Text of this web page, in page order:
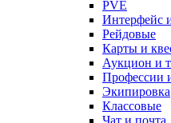
PVE
Интерфейс
Рейдовые
Карты и
Аукцион и
Профессии
Экипировка
Классовые
Чат и почта